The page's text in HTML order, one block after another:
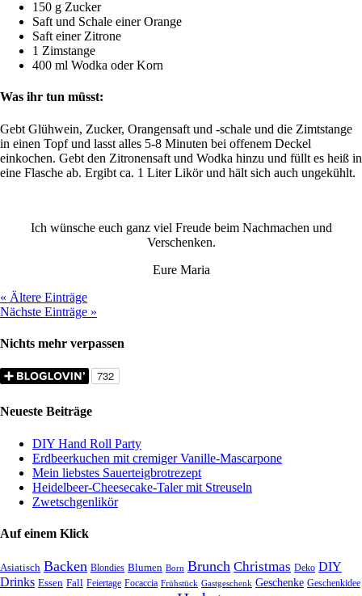
150 g Zucker
Saft und Schale einer Orange
Saft einer Zitrone
1 Zimstange
400 ml Wodka oder Korn
Was ihr tun müsst:
Gebt Glühwein, Zucker, Orangensaft und -schale und die Zimtstange
in einen Topf und lasst alles 5-8 Minuten bei offenem Deckel
einkochen. Gebt den Zitronensaft und Wodka hinzu und füllt es heiß in
eine Flasche ab. Ergibt ca. 1 Liter Likör und hält sich auch ungekühlt.
Ich wünsche euch ganz viel Freude beim Nachmachen und
Verschenken.
Eure Maria
« Ältere Einträge
Nächste Einträge »
Nichts mehr verpassen
Neueste Beiträge
DIY Hand Roll Party
Erdbeerkuchen mit cremiger Vanille-Mascarpone
Mein liebstes Sauerteigbrotrezept
Heidelbeer-Cheesecake-Taler mit Streuseln
Zwetschgenlikör
Auf einem Klick
Asiatisch Backen Blondies Blumen Born Brunch Christmas Deko DIY
Drinks Essen Fall Feiertage Focaccia Frühstück Gastgeschenk Geschenke Geschenkidee